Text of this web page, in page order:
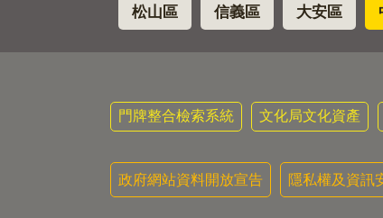
松山區 信義區 大安區
門牌整合檢索系統 文化局文化資產
政府網站資料開放宣告 隱私權及資訊